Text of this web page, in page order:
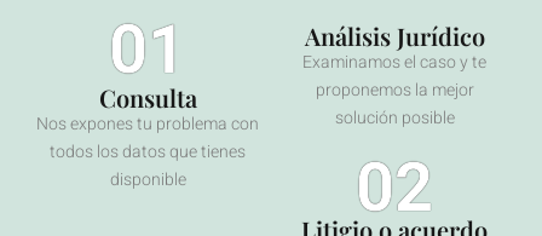
01
Consulta
Nos expones tu problema con
todos los datos que tienes
disponible
Análisis Jurídico
Examinamos el caso y te
proponemos la mejor
solución posible
02
Litigio o acuerdo